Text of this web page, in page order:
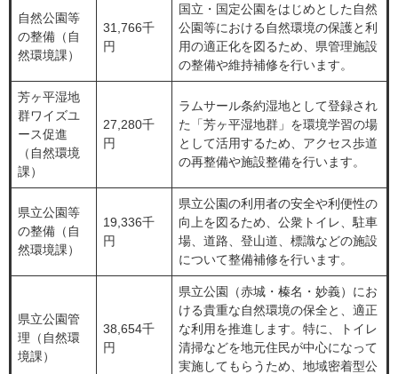
自然公園等
の整備（自
然環境課）
31,766千
円
国立・国定公園をはじめとした自然
公園等における自然環境の保護と利
用の適正化を図るため、県管理施設
の整備や維持補修を行います。
芳ヶ平湿地
群ワイズユ
ース促進
（自然環境
課）
27,280千
円
ラムサール条約湿地として登録され
た「芳ヶ平湿地群」を環境学習の場
として活用するため、アクセス歩道
の再整備や施設整備を行います。
県立公園等
の整備（自
然環境課）
19,336千
円
県立公園の利用者の安全や利便性の
向上を図るため、公衆トイレ、駐車
場、道路、登山道、標識などの施設
について整備補修を行います。
県立公園管
理（自然環
境課）
38,654千
円
県立公園（赤城・榛名・妙義）にお
ける貴重な自然環境の保全と、適正
な利用を推進します。特に、トイレ
清掃などを地元住民が中心になって
実施してもらうため、地域密着型公